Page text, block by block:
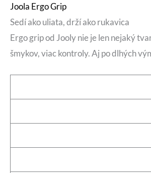
Joola Ergo Grip
Sedí ako uliata, drží ako rukavica
Ergo grip od Jooly nie je len nejaký
šmykov, viac kontroly. Aj po dlhých